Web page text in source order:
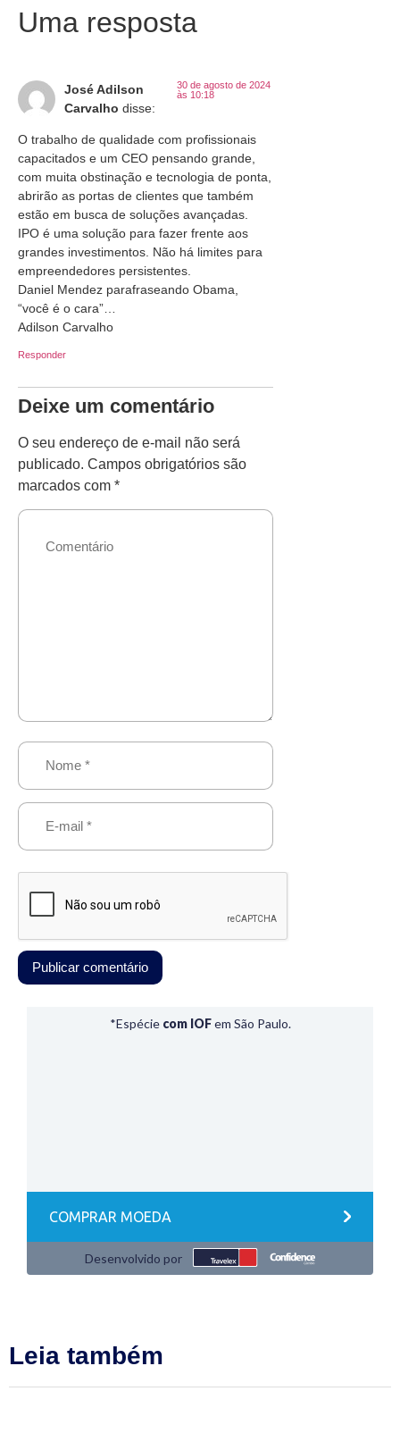
Uma resposta
José Adilson
Carvalho disse:
30 de agosto de 2024
às 10:18
O trabalho de qualidade com profissionais
capacitados e um CEO pensando grande,
com muita obstinação e tecnologia de ponta,
abrirão as portas de clientes que também
estão em busca de soluções avançadas.
IPO é uma solução para fazer frente aos
grandes investimentos. Não há limites para
empreendedores persistentes.
Daniel Mendez parafraseando Obama,
“você é o cara”…
Adilson Carvalho
Responder
Deixe um comentário
O seu endereço de e-mail não será
publicado. Campos obrigatórios são
marcados com *
Leia também